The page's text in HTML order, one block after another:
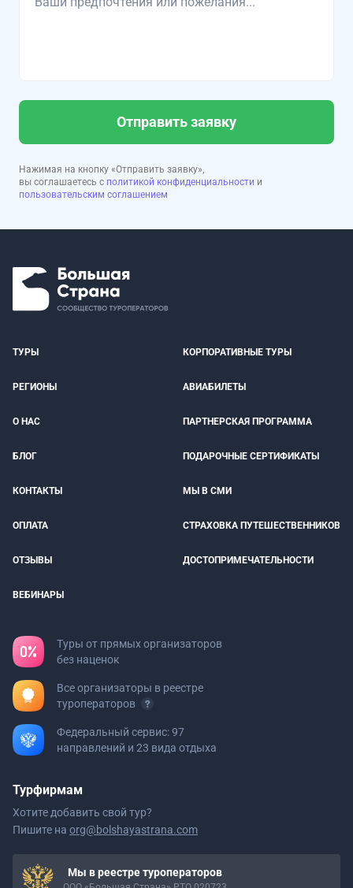
Отправить заявку
Нажимая на кнопку «Отправить заявку»,
вы соглашаетесь с политикой конфиденциальности и
пользовательским соглашением
ТУРЫ КОРПОРАТИВНЫЕ ТУРЫ
РЕГИОНЫ АВИАБИЛЕТЫ
О НАС ПАРТНЕРСКАЯ ПРОГРАММА
БЛОГ ПОДАРОЧНЫЕ СЕРТИФИКАТЫ
КОНТАКТЫ МЫ В СМИ
ОПЛАТА СТРАХОВКА ПУТЕШЕСТВЕННИКОВ
ОТЗЫВЫ ДОСТОПРИМЕЧАТЕЛЬНОСТИ
ВЕБИНАРЫ
Туры от прямых организаторов
без наценок
Все организаторы в реестре
туроператоров
Федеральный сервис: 97
направлений и 23 вида отдыха
Турфирмам
Хотите добавить свой тур?
Пишите на org@bolshayastrana.com
Мы в реестре туроператоров